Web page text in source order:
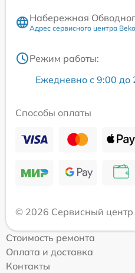
Набережная
Адрес сервисного центра Beko
Режим работы:
Ежедневно с 9:00 до
Способы оплаты
© 2026 Сервисный центр
Стоимость ремонта
Оплата и доставка
Контакты